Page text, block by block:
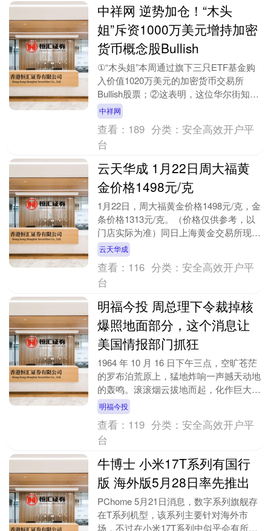
中祥网 逆势加仓！“木头
姐”斥资1000万美元增持加密
货币概念股Bullish
①“木头姐”本周通过旗下三只ETF基金购
入价值1020万美元的加密货币交易所
Bullish股票；②这表明，这位华尔街知名
基金经理正在积极调整其在加密货币领域
的投....
中祥网
查看： 189 分类：安全高效开户平
台
云天华成 1月22日周大福黄
金价格1498元/克
1月22日，周大福黄金价格1498元/克，金
条价格1313元/克。（价格仅供参考，以
门店实际为准）同日上海黄金交易所现货
黄金AU9999最新价为1076.0元/....
云天华成
查看： 116 分类：安全高效开户平
台
明福今投 周总理下令裁掉核
爆照地面部分，这个消息让
美国情报部门抓狂
1964 年 10 月 16 日下午三点，空旷苍茫
的罗布泊荒原上，猛地炸响一声撼天动地
的轰鸣。滚滚烟云拔地而起，化作巨大的
蘑菇云直冲云霄，我国第一颗原子弹就此
试....
明福今投
查看： 119 分类：安全高效开户平
台
牛博士 小米17T系列有国行
版 海外版5月28日率先推出
PChome 5月21日消息，数字系列旗舰存
在T系列机型，该系列主要针对海外市
场，不过在小米17T系列中似乎会有所改